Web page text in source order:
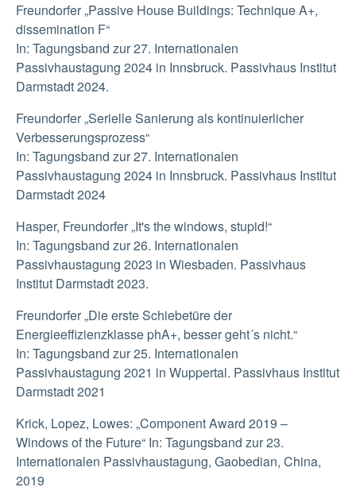
Freundorfer „Passive House Buildings: Technique A+,
dissemination F“
In: Tagungsband zur 27. Internationalen
Passivhaustagung 2024 in Innsbruck. Passivhaus Institut
Darmstadt 2024.
Freundorfer „Serielle Sanierung als kontinuierlicher
Verbesserungsprozess“
In: Tagungsband zur 27. Internationalen
Passivhaustagung 2024 in Innsbruck. Passivhaus Institut
Darmstadt 2024
Hasper, Freundorfer „It's the windows, stupid!“
In: Tagungsband zur 26. Internationalen
Passivhaustagung 2023 in Wiesbaden. Passivhaus
Institut Darmstadt 2023.
Freundorfer „Die erste Schiebetüre der
Energieeffizienzklasse phA+, besser geht´s nicht.“
In: Tagungsband zur 25. Internationalen
Passivhaustagung 2021 in Wuppertal. Passivhaus Institut
Darmstadt 2021
Krick, Lopez, Lowes: „Component Award 2019 –
Windows of the Future“ In: Tagungsband zur 23.
Internationalen Passivhaustagung, Gaobedian, China,
2019